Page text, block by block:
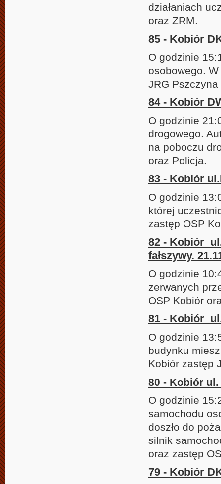
działaniach
oraz ZRM.
85 - Kobiór
O godzinie
osobowego.
JRG
84 - Kobiór
O godzinie
drogowego.
na poboczu
oraz Policja.
83 - Kobiór
O godzinie
której
zastęp OSP
82 - Kobiór
fałszywy.
O godzinie
zerwanych
OSP Kobiór
81 - Kobiór
O godzinie
budynku
Kobiór zastęp
80 - Kobiór ul.
O godzinie
samochodu
doszło do
silnik
oraz zastęp
79 - Kobiór